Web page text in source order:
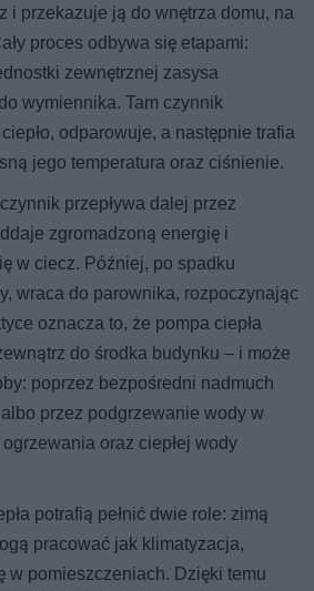
i przekazuje ją do wnętrza domu, na
proces odbywa się etapami:
zewnętrznej zasysa
wymiennika. Tam czynnik
odparowuje, a następnie trafia
jego temperatura oraz ciśnienie.
przepływa dalej przez
zgromadzoną energię i
w ciecz. Później, po spadku
wraca do parownika, rozpoczynając
oznacza to, że pompa ciepła
do środka budynku – i może
poprzez bezpośredni nadmuch
przez podgrzewanie wody w
oraz ciepłej wody
potrafią pełnić dwie role: zimą
pracować jak klimatyzacja,
w pomieszczeniach. Dzięki temu